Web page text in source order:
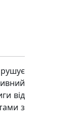
від
з